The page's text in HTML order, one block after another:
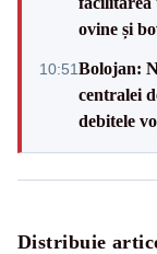
ovine și
10:51Bolojan:
centralei
debitele
Distribuie